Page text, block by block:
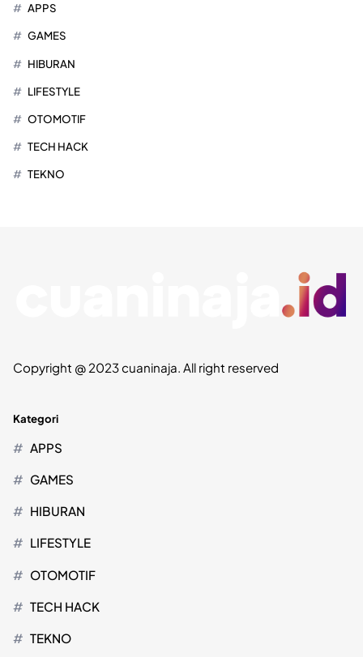
APPS
GAMES
HIBURAN
LIFESTYLE
OTOMOTIF
TECH HACK
TEKNO
Copyright @ 2023 cuaninaja. All right reserved
Kategori
APPS
GAMES
HIBURAN
LIFESTYLE
OTOMOTIF
TECH HACK
TEKNO